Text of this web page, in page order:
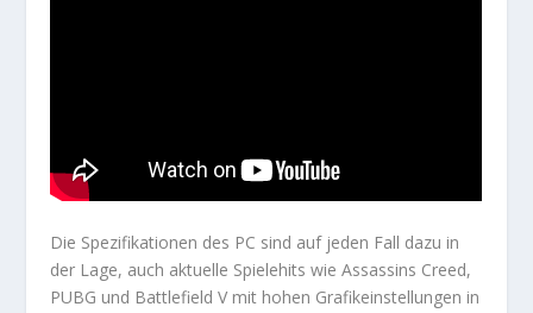
Die Spezifikationen des PC sind auf jeden Fall dazu in
der Lage, auch aktuelle Spielehits wie Assassins Creed,
PUBG und Battlefield V mit hohen Grafikeinstellungen in